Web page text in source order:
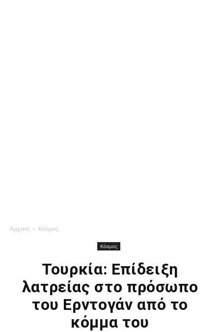
Αρχική Κόσμος
Κόσμος
Τουρκία: Επίδειξη
λατρείας στο πρόσωπο
του Ερντογάν από το
κόμμα του